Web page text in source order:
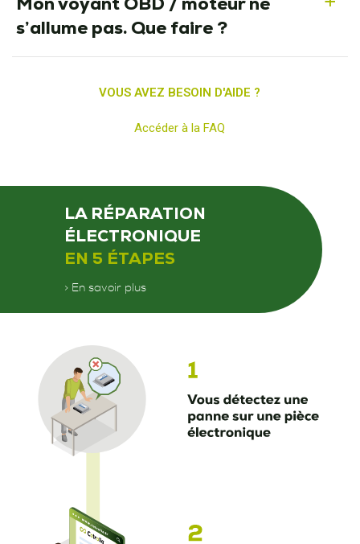
a
s’allume pas. Que faire ?
VOUS AVEZ BESOIN D'AIDE ?
Accéder à la FAQ
LA RÉPARATION
ÉLECTRONIQUE
EN 5 ÉTAPES
> En savoir plus